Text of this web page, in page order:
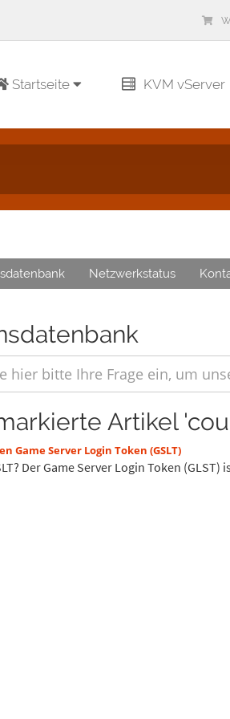
Startseite KVM vServer
Netzwerkstatus
Artikel
Game Server Login Token (GSLT)
Der Game Server Login Token